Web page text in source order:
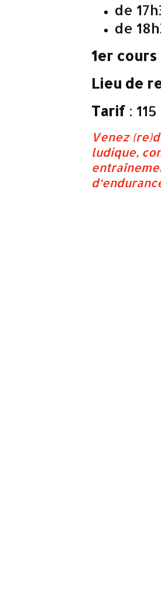
de
de
1er cours
Lieu de
Tarif :
Venez
ludique,